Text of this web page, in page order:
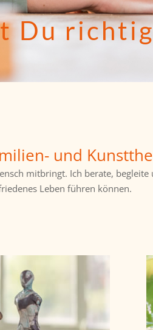
Du
und
mitbringt. Ich berate,
Leben führen können.